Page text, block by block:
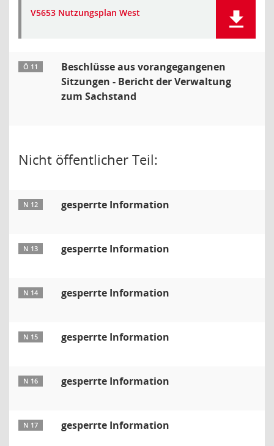
V5653 Nutzungsplan West
Ö 11
Beschlüsse aus vorangegangenen
Sitzungen - Bericht der Verwaltung
zum Sachstand
Nicht öffentlicher Teil:
N 12 gesperrte Information
N 13 gesperrte Information
N 14 gesperrte Information
N 15 gesperrte Information
N 16 gesperrte Information
N 17 gesperrte Information